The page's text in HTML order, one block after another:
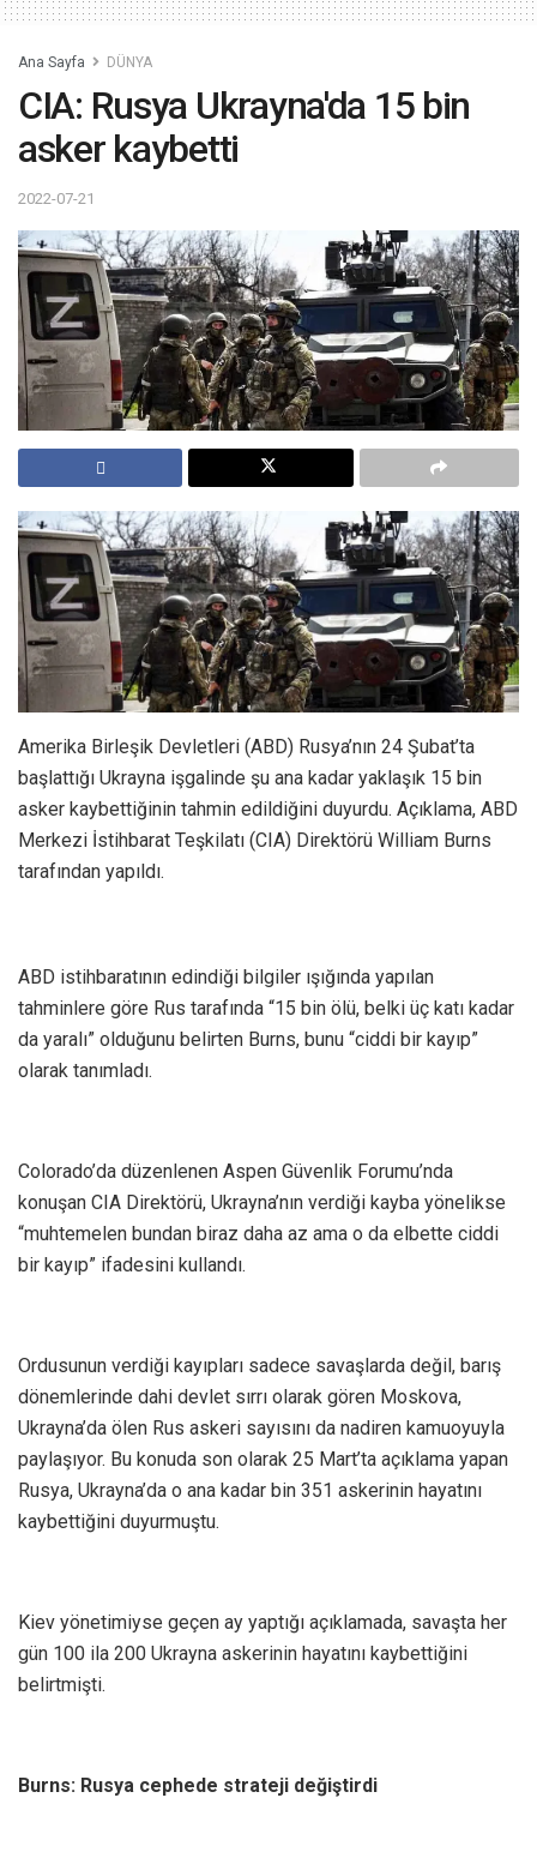
Ana Sayfa DÜNYA
CIA: Rusya Ukrayna'da 15 bin
asker kaybetti
2022-07-21
Amerika Birleşik Devletleri (ABD) Rusya’nın 24 Şubat’ta
başlattığı Ukrayna işgalinde şu ana kadar yaklaşık 15 bin
asker kaybettiğinin tahmin edildiğini duyurdu. Açıklama, ABD
Merkezi İstihbarat Teşkilatı (CIA) Direktörü William Burns
tarafından yapıldı.
ABD istihbaratının edindiği bilgiler ışığında yapılan
tahminlere göre Rus tarafında “15 bin ölü, belki üç katı kadar
da yaralı” olduğunu belirten Burns, bunu “ciddi bir kayıp”
olarak tanımladı.
Colorado’da düzenlenen Aspen Güvenlik Forumu’nda
konuşan CIA Direktörü, Ukrayna’nın verdiği kayba yönelikse
“muhtemelen bundan biraz daha az ama o da elbette ciddi
bir kayıp” ifadesini kullandı.
Ordusunun verdiği kayıpları sadece savaşlarda değil, barış
dönemlerinde dahi devlet sırrı olarak gören Moskova,
Ukrayna’da ölen Rus askeri sayısını da nadiren kamuoyuyla
paylaşıyor. Bu konuda son olarak 25 Mart’ta açıklama yapan
Rusya, Ukrayna’da o ana kadar bin 351 askerinin hayatını
kaybettiğini duyurmuştu.
Kiev yönetimiyse geçen ay yaptığı açıklamada, savaşta her
gün 100 ila 200 Ukrayna askerinin hayatını kaybettiğini
belirtmişti.
Burns: Rusya cephede strateji değiştirdi